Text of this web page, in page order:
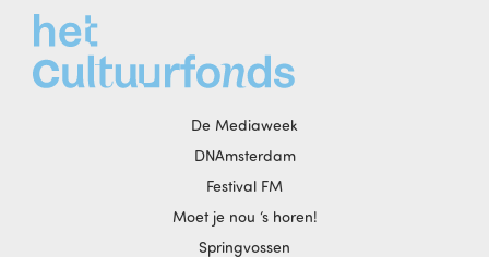
De Mediaweek
DNAmsterdam
Festival FM
Moet je nou ‘s horen!
Springvossen